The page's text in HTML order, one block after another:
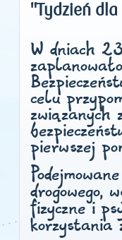
"Tydzień
W dniach
celu
związanych
pierwszej
drogowego,
fizyczne i
korzystania